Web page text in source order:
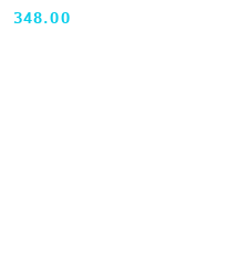
Cena:
348.00